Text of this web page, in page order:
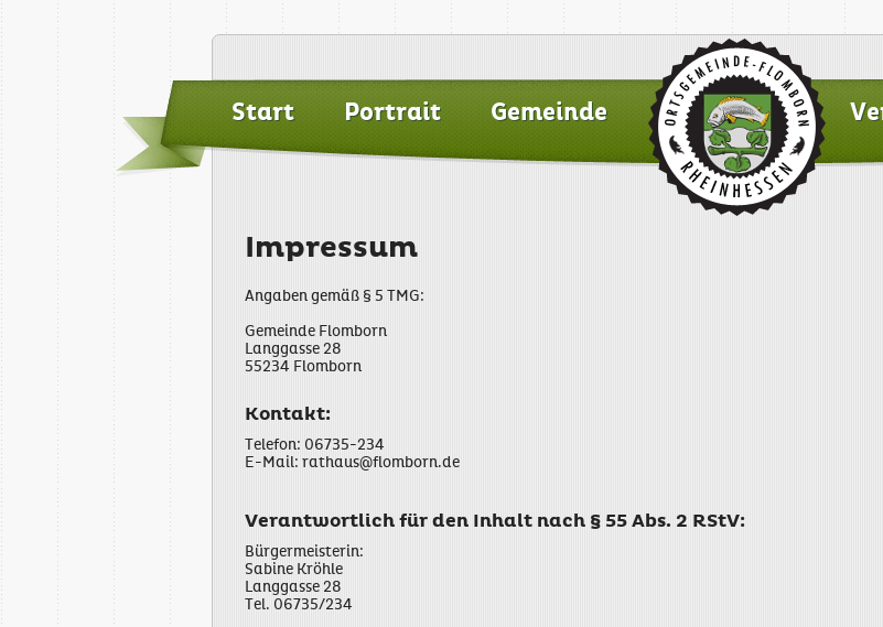
Start Portrait Gemeinde
Impressum
Angaben gemäß § 5 TMG:
Gemeinde Flomborn
Langgasse 28
55234 Flomborn
Kontakt:
Telefon: 06735-234
E-Mail: rathaus@flomborn.de
Verantwortlich für den Inhalt nach § 55 Abs. 2 RStV:
Bürgermeisterin:
Sabine Kröhle
Langgasse 28
Tel. 06735/234